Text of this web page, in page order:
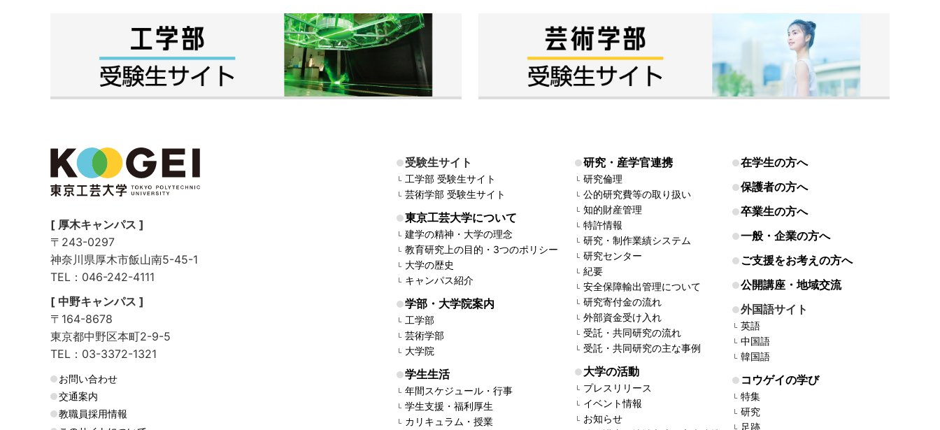
[ 厚木キャンパス ]
〒243-0297
神奈川県厚木市飯山南5-45-1
TEL：046-242-4111
[ 中野キャンパス ]
〒164-8678
東京都中野区本町2-9-5
TEL：03-3372-1321
お問い合わせ
交通案内
教職員採用情報
受験生サイト
工学部 受験生サイト
芸術学部 受験生サイト
東京工芸大学について
建学の精神・大学の理念
教育研究上の目的・3つのポリシー
大学の歴史
キャンパス紹介
学部・大学院案内
工学部
芸術学部
大学院
学生生活
年間スケジュール・行事
学生支援・福利厚生
カリキュラム・授業
研究・産学官連携
研究倫理
公的研究費等の取り扱い
知的財産管理
特許情報
研究・制作業績システム
研究センター
紀要
安全保障輸出管理について
研究寄付金の流れ
外部資金受け入れ
受託・共同研究の流れ
受託・共同研究の主な事例
大学の活動
プレスリリース
イベント情報
お知らせ
在学生の方へ
保護者の方へ
卒業生の方へ
一般・企業の方へ
ご支援をお考えの方へ
公開講座・地域交流
外国語サイト
英語
中国語
韓国語
コウゲイの学び
特集
研究
足跡